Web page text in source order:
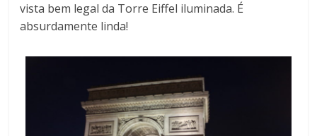
vista bem legal da Torre Eiffel iluminada. É
absurdamente linda!